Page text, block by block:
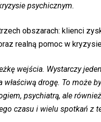
psychicznym.
obszarach: klienci
realną pomoc w
wejścia. Wystarczy
drogę. To może
psychiatrą, ale
czasu i wielu spotkań z